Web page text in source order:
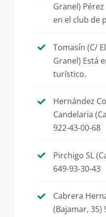
Granel)
en el club de
Tomasín (C/
Granel) Está
turístico.
Hernández
Candelaria
922-43-00-68
Pirchigo SL
649-93-30-43
Cabrera
(Bajamar, 35)